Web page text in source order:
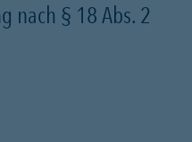
nach § 18 Abs. 2